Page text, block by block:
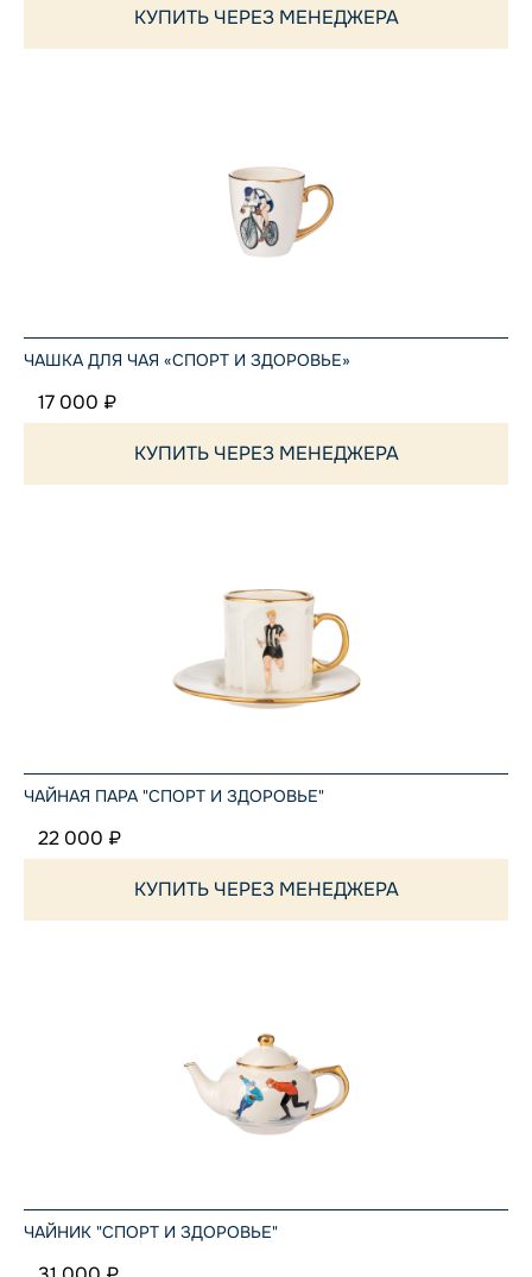
КУПИТЬ ЧЕРЕЗ МЕНЕДЖЕРА
ЧАШКА ДЛЯ ЧАЯ «СПОРТ И ЗДОРОВЬЕ»
17 000 ₽
КУПИТЬ ЧЕРЕЗ МЕНЕДЖЕРА
ЧАЙНАЯ ПАРА "СПОРТ И ЗДОРОВЬЕ"
22 000 ₽
КУПИТЬ ЧЕРЕЗ МЕНЕДЖЕРА
ЧАЙНИК "СПОРТ И ЗДОРОВЬЕ"